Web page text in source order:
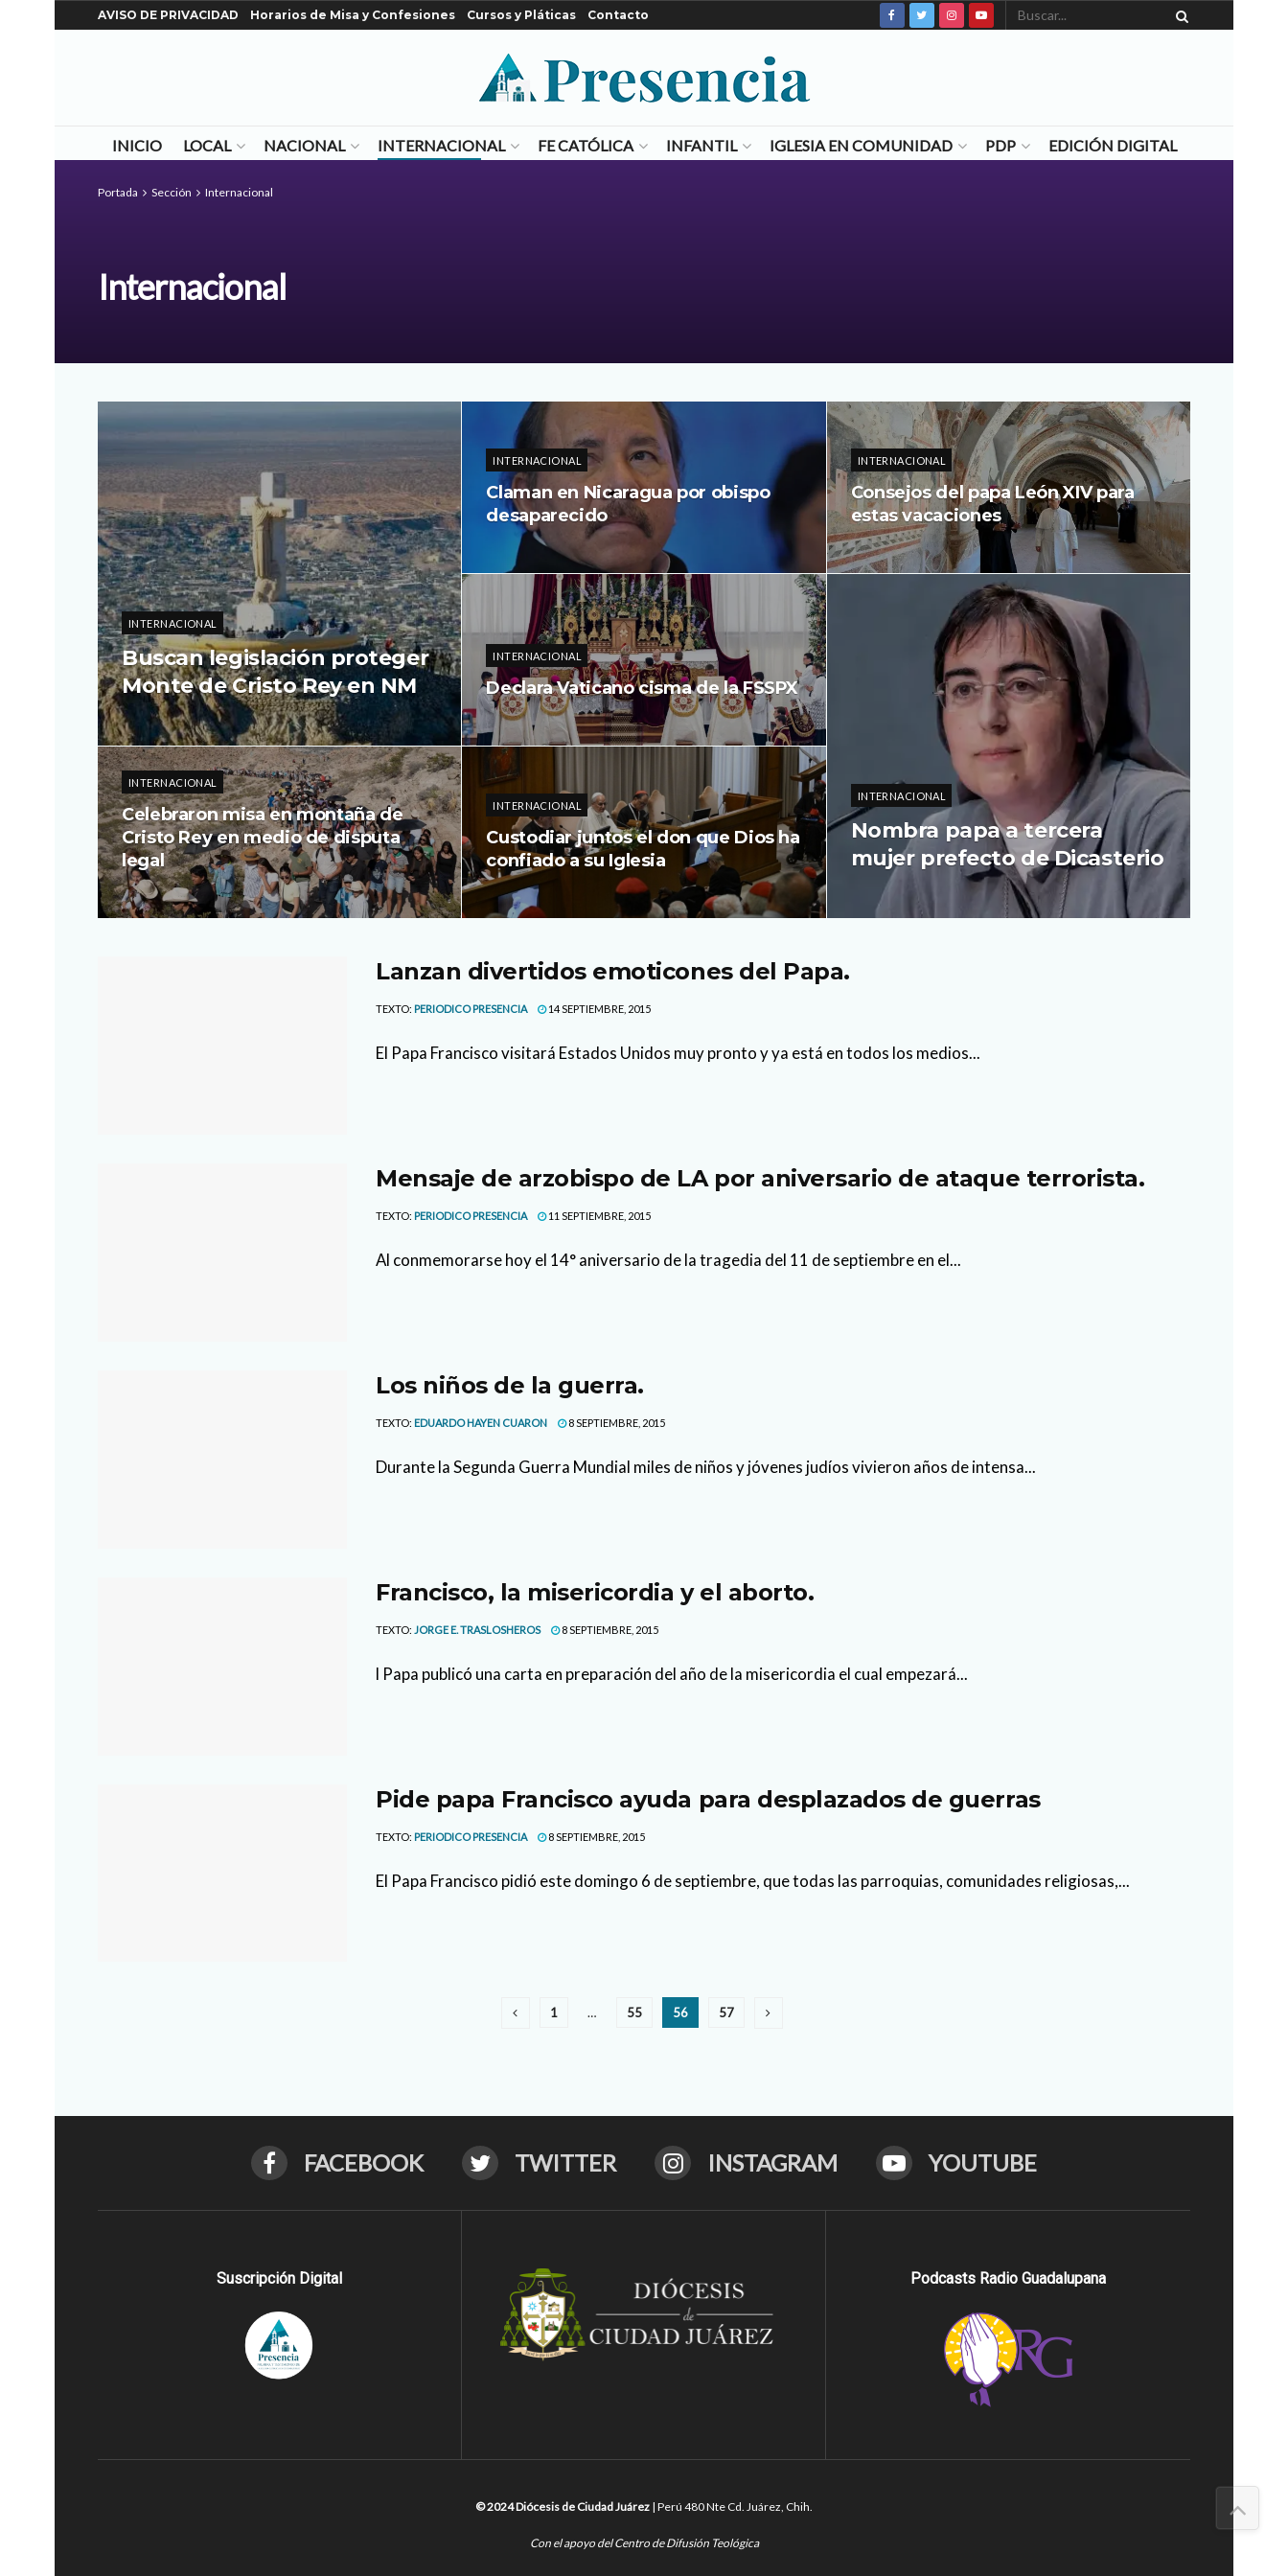
AVISO DE PRIVACIDAD Horarios de Misa y Confesiones Cursos y Pláticas Contacto
INICIO LOCAL NACIONAL INTERNACIONAL FE CATÓLICA INFANTIL IGLESIA EN COMUNIDAD PDP EDICIÓN DIGITAL
Portada Sección Internacional
Internacional
INTERNACIONAL
Buscan legislación proteger
Monte de Cristo Rey en NM
INTERNACIONAL
Claman en Nicaragua por obispo
desaparecido
INTERNACIONAL
Consejos del papa León XIV para
estas vacaciones
INTERNACIONAL
Declara Vaticano cisma de la FSSPX
INTERNACIONAL
Nombra papa a tercera
mujer prefecto de Dicasterio
INTERNACIONAL
Celebraron misa en montaña de
Cristo Rey en medio de disputa
legal
INTERNACIONAL
Custodiar juntos el don que Dios ha
confiado a su Iglesia
Lanzan divertidos emoticones del Papa.
TEXTO: PERIODICO PRESENCIA 14 SEPTIEMBRE, 2015
El Papa Francisco visitará Estados Unidos muy pronto y ya está en todos los medios...
Mensaje de arzobispo de LA por aniversario de ataque terrorista.
TEXTO: PERIODICO PRESENCIA 11 SEPTIEMBRE, 2015
Al conmemorarse hoy el 14° aniversario de la tragedia del 11 de septiembre en el...
Los niños de la guerra.
TEXTO: EDUARDO HAYEN CUARON 8 SEPTIEMBRE, 2015
Durante la Segunda Guerra Mundial miles de niños y jóvenes judíos vivieron años de intensa...
Francisco, la misericordia y el aborto.
TEXTO: JORGE E. TRASLOSHEROS 8 SEPTIEMBRE, 2015
l Papa publicó una carta en preparación del año de la misericordia el cual empezará...
Pide papa Francisco ayuda para desplazados de guerras
TEXTO: PERIODICO PRESENCIA 8 SEPTIEMBRE, 2015
El Papa Francisco pidió este domingo 6 de septiembre, que todas las parroquias, comunidades religiosas,...
1 … 55 56 57
FACEBOOK TWITTER INSTAGRAM YOUTUBE
Suscripción Digital Podcasts Radio Guadalupana
© 2024 Diócesis de Ciudad Juárez | Perú 480 Nte Cd. Juárez, Chih.
Con el apoyo del Centro de Difusión Teológica